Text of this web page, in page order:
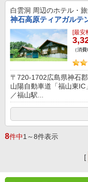
白雲洞 周辺のホテル・
神石高原ティアガルテ
[最安
（消
〒720-1702広島県神石
山陽自動車道「福山東
／福山駅...
8件中1～8件表示
[